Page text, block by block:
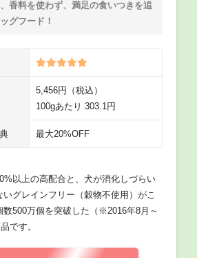
香料を使わず、満足の食いつきを追
グフード！
5,456円（税込）
100gあたり 303.1円
最大20%OFF
以上の高配合と、犬が消化しづらい
グレインフリー（穀物不使用）がこ
数500万個を突破した（※2016年8月～
です。